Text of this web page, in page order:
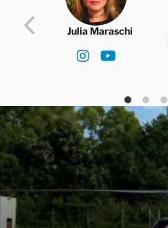
Julia Maraschi